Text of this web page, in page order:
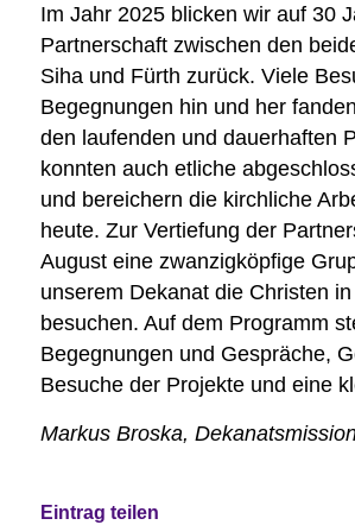
Im Jahr 2025 blicken wir auf 30
Partnerschaft zwischen den
Siha und Fürth zurück. Viele
Begegnungen hin und her
den laufenden und dauerhaften
konnten auch etliche
und bereichern die kirchliche
heute. Zur Vertiefung der
August eine zwanzigköpfige
unserem Dekanat die Christen
besuchen. Auf dem Programm
Begegnungen und Gespräche,
Besuche der Projekte und eine
Markus Broska,
Eintrag teilen